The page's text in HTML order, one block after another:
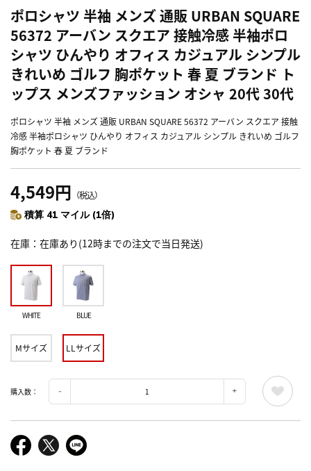
ポロシャツ 半袖 メンズ 通販 URBAN SQUARE
56372 アーバン スクエア 接触冷感 半袖ポロ
シャツ ひんやり オフィス カジュアル シンプル
きれいめ ゴルフ 胸ポケット 春 夏 ブランド ト
ップス メンズファッション オシャ 20代 30代
ポロシャツ 半袖 メンズ 通販 URBAN SQUARE 56372 アーバン スクエア 接触
冷感 半袖ポロシャツ ひんやり オフィス カジュアル シンプル きれいめ ゴルフ
胸ポケット 春 夏 ブランド
4,549円 （税込）
積算 41 マイル (1倍)
在庫 在庫あり(12時までの注文で当日発送)
WHITE BLUE
Mサイズ LLサイズ
購入数：